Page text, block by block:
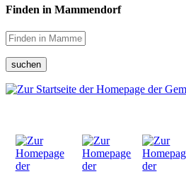
Finden in Mammendorf
suchen